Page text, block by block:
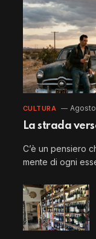
CULTURA
La strada
C’è un pensiero
mente di ogni